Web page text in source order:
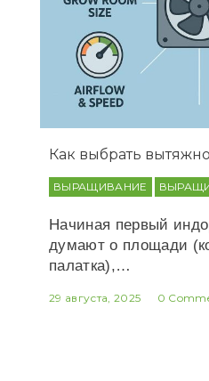
Как выбрать
ВЫРАЩИВАНИЕ
Начиная первый
думают о площади
палатка),…
29 августа, 2025 0